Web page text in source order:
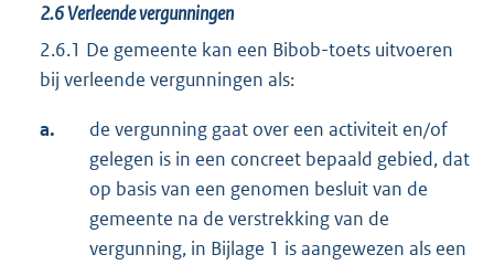
2.6Verleende vergunningen
2.6.1 De gemeente kan een Bibob-toets uitvoeren
bij verleende vergunningen als:
a.
de vergunning gaat over een activiteit en/of
gelegen is in een concreet bepaald gebied, dat
op basis van een genomen besluit van de
gemeente na de verstrekking van de
vergunning, in Bijlage 1 is aangewezen als een